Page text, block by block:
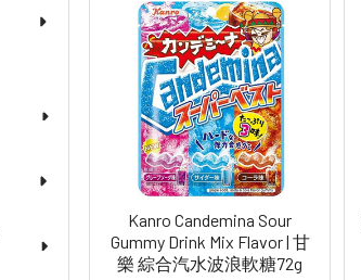
Kanro Candemina Sour
Gummy Drink Mix Flavor | 甘
樂 綜合汽水波浪軟糖72g